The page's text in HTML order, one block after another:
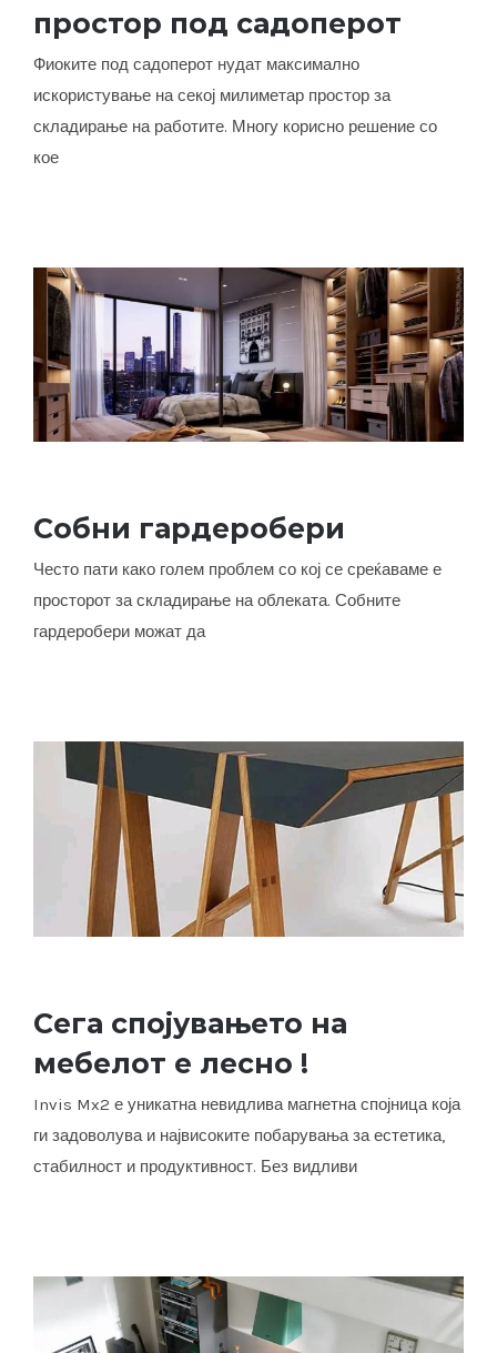
садоперот
простор под садоперот
Фиоките под садоперот нудат максимално
искористување на секој милиметар простор за
складирање на работите. Многу корисно решение со
кое
Собни гардеробери
Собни гардеробери
Често пати како голем проблем со кој се среќаваме е
просторот за складирање на облеката. Собните
гардеробери можат да
Сега спојувањето на мебелот е лесно
Сега спојувањето на
мебелот е лесно !
Invis Mx2 е уникатна невидлива магнетна спојница која
ги задоволува и највисоките побарувања за естетика,
стабилност и продуктивност. Без видливи